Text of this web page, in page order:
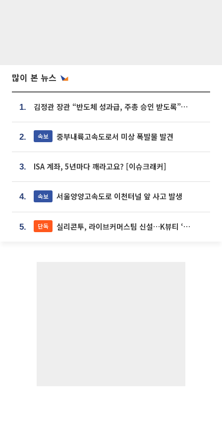
많이 본 뉴스
1. 김정관 장관 “반도체 성과급, 주총 승인 받도록”…상법·자본시장법 개정 시사
2. 속보 중부내륙고속도로서 미상 폭발물 발견
3. ISA 계좌, 5년마다 깨라고요? [이슈크래커]
4. 속보 서울양양고속도로 이천터널 앞 사고 발생
5. 단독 실리콘투, 라이브커머스팀 신설…K뷰티 ‘글로벌 판매망’ 확대[K뷰티 라방戰]